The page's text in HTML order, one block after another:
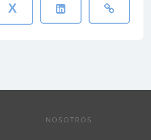
X
NOSOTROS